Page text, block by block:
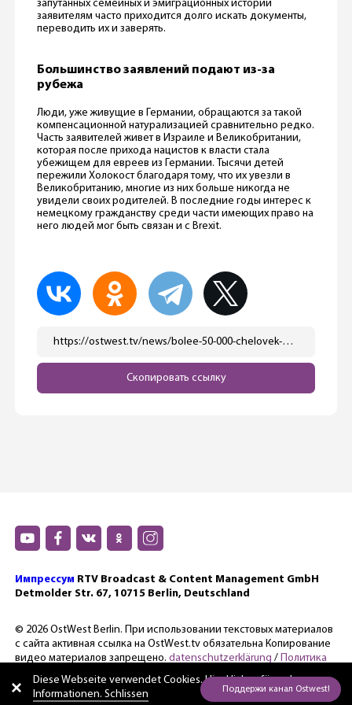
запутанных семейных и эмиграционных историй
заявителям часто приходится долго искать документы,
переводить их и заверять.
Большинство заявлений подают из-за
рубежа
Люди, уже живущие в Германии, обращаются за такой
компенсационной натурализацией сравнительно редко.
Часть заявителей живет в Израиле и Великобритании,
которая после прихода нацистов к власти стала
убежищем для евреев из Германии. Тысячи детей
пережили Холокост благодаря тому, что их увезли в
Великобританию, многие из них больше никогда не
увидели своих родителей. В последние годы интерес к
немецкому гражданству среди части имеющих право на
него людей мог быть связан и с Brexit.
https://ostwest.tv/news/bolee-50-000-chelovek-poluchili-grazhdanstvo-germanii-kak-kompensaciju-za-presledovaniya-pri-nacistah/
Скопировать ссылку
Импрессум RTV Broadcast & Content Management GmbH
Detmolder Str. 67, 10715 Berlin, Deutschland
© 2026 OstWest Berlin. При использовании текстовых материалов
с сайта активная ссылка на OstWest.tv обязательна Копирование
видео материалов запрещено. datenschutzerklärung / Политика
конфиденциальности.
Diese Webseite verwendet Cookies. Hierklicken für mehr
Informationen. Schlissen